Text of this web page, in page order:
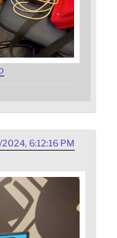
2024, 6:12:16 PM